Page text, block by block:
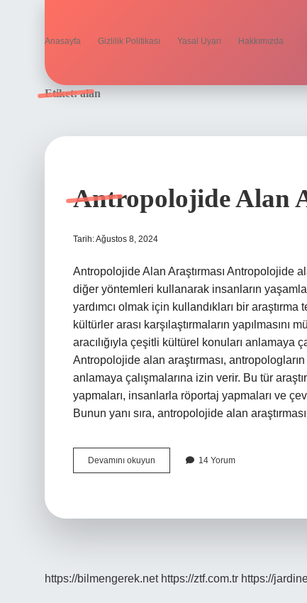
Anasayfa Gizlilik Politikası Yasal Uyarı Hakkımızda
Etiket:alan
Antropolojide Alan
Tarih: Ağustos 8, 2024
Antropolojide Alan Araştırması Antropolojide
diğer yöntemleri kullanarak insanların
yardımcı olmak için kullandıkları bir
kültürler arası karşılaştırmaların yapılmasını
aracılığıyla çeşitli kültürel konuları anlamaya
Antropolojide alan araştırması,
anlamaya çalışmalarına izin verir. Bu tür
yapmaları, insanlarla röportaj yapmaları ve
Bunun yanı sıra, antropolojide alan
Devamını okuyun Antropolojide
Alan
14 Yorum
https://bilmengerek.net https://ztf.com.tr https://